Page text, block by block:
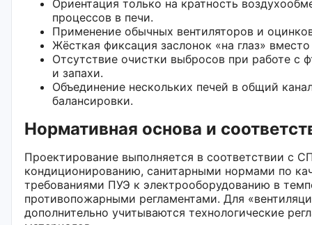
Ориентация только на кратность
процессов в печи.
Применение обычных вентиляторов и
Жёсткая фиксация заслонок «на глаз»
Отсутствие очистки выбросов при работе
и запахи.
Объединение нескольких печей в общий
балансировки.
Нормативная основа и
Проектирование выполняется в соответствии с
кондиционированию, санитарными нормами по
требованиями ПУЭ к электрооборудованию в
противопожарными регламентами. Для
дополнительно учитываются технологические